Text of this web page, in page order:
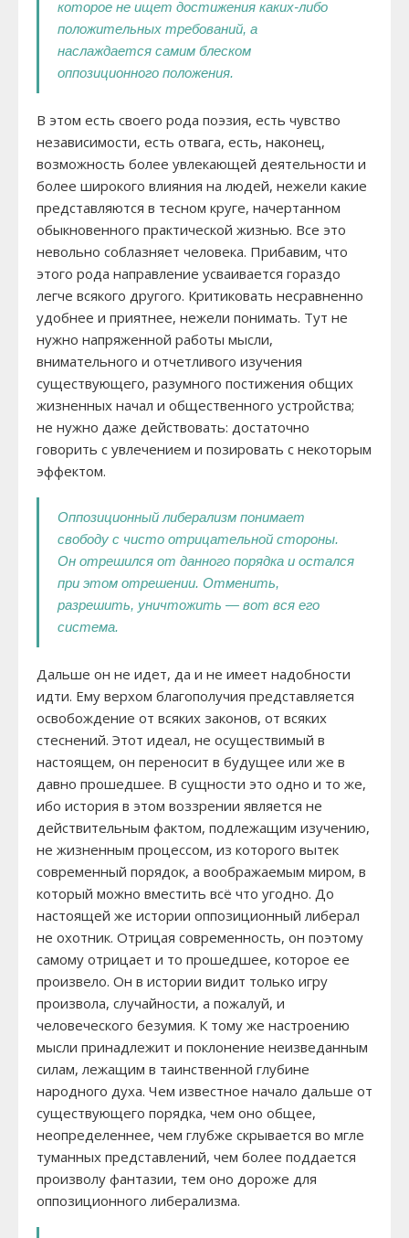
которое не ищет достижения каких-либо
положительных требований, а
наслаждается самим блеском
оппозиционного положения.
В этом есть своего рода поэзия, есть чувство
независимости, есть отвага, есть, наконец,
возможность более увлекающей деятельности и
более широкого влияния на людей, нежели какие
представляются в тесном круге, начертанном
обыкновенного практической жизнью. Все это
невольно соблазняет человека. Прибавим, что
этого рода направление усваивается гораздо
легче всякого другого. Критиковать несравненно
удобнее и приятнее, нежели понимать. Тут не
нужно напряженной работы мысли,
внимательного и отчетливого изучения
существующего, разумного постижения общих
жизненных начал и общественного устройства;
не нужно даже действовать: достаточно
говорить с увлечением и позировать с некоторым
эффектом.
Оппозиционный либерализм понимает
свободу с чисто отрицательной стороны.
Он отрешился от данного порядка и остался
при этом отрешении. Отменить,
разрешить, уничтожить — вот вся его
система.
Дальше он не идет, да и не имеет надобности
идти. Ему верхом благополучия представляется
освобождение от всяких законов, от всяких
стеснений. Этот идеал, не осуществимый в
настоящем, он переносит в будущее или же в
давно прошедшее. В сущности это одно и то же,
ибо история в этом воззрении является не
действительным фактом, подлежащим изучению,
не жизненным процессом, из которого вытек
современный порядок, а воображаемым миром, в
который можно вместить всё что угодно. До
настоящей же истории оппозиционный либерал
не охотник. Отрицая современность, он поэтому
самому отрицает и то прошедшее, которое ее
произвело. Он в истории видит только игру
произвола, случайности, а пожалуй, и
человеческого безумия. К тому же настроению
мысли принадлежит и поклонение неизведанным
силам, лежащим в таинственной глубине
народного духа. Чем известное начало дальше от
существующего порядка, чем оно общее,
неопределеннее, чем глубже скрывается во мгле
туманных представлений, чем более поддается
произволу фантазии, тем оно дороже для
оппозиционного либерализма.